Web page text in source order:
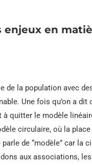
enjeux en
de la population avec
Une fois qu’on a
à quitter le modèle
circulaire, où la
de “modèle” car la
aux associations,